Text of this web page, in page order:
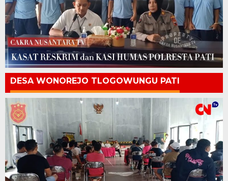
DESA WONOREJO TLOGOWUNGU PATI